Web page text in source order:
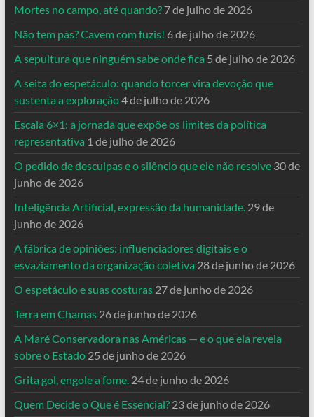
Mortes no campo, até quando? 7 de julho de 2026
Não tem pás? Cavem com fuzis! 6 de julho de 2026
A sepultura que ninguém sabe onde fica 5 de julho de 2026
A seita do espetáculo: quando torcer vira devoção que
sustenta a exploração4 de julho de 2026
Escala 6×1: a jornada que expõe os limites da política
representativa 1 de julho de 2026
O pedido de desculpas e o silêncio que ele não resolve 30 de
junho de 2026
Inteligência Artificial, expressão da humanidade. 29 de
junho de 2026
A fábrica de opiniões: influenciadores digitais e o
esvaziamento da organização coletiva 28 de junho de 2026
O espetáculo e suas costuras 27 de junho de 2026
Terra em Chamas 26 de junho de 2026
A Maré Conservadora nas Américas — e o que ela revela
sobre o Estado 25 de junho de 2026
Grita gol, engole a fome. 24 de junho de 2026
Quem Decide o Que é Essencial? 23 de junho de 2026